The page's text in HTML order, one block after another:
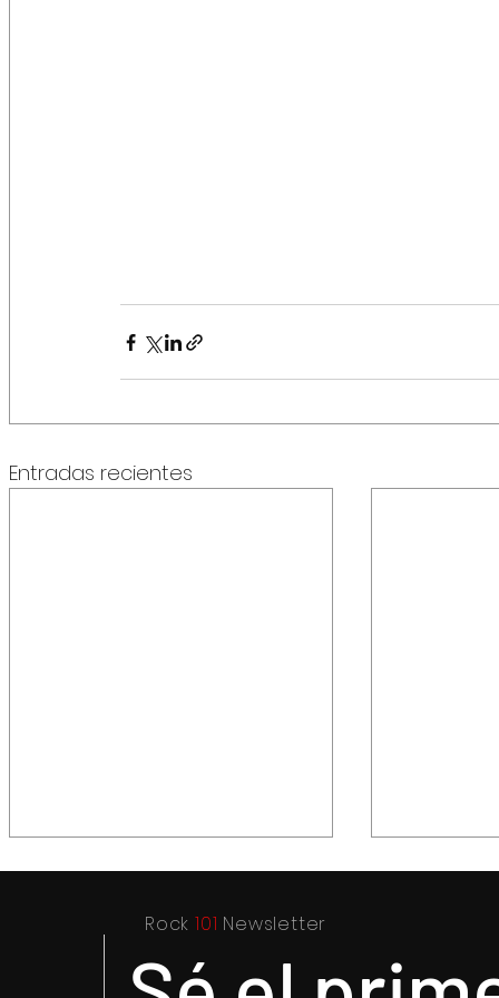
Entradas recientes
Rock 101 Newsletter